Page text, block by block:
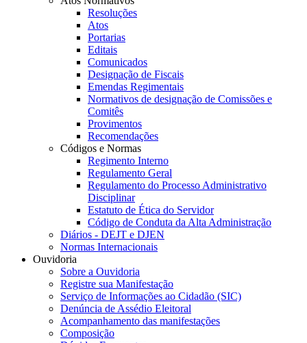
Resoluções
Atos
Portarias
Editais
Comunicados
Designação de Fiscais
Emendas Regimentais
Normativos de designação de Comissões e
Comitês
Provimentos
Recomendações
Códigos e Normas
Regimento Interno
Regulamento Geral
Regulamento do Processo Administrativo
Disciplinar
Estatuto de Ética do Servidor
Código de Conduta da Alta Administração
Diários - DEJT e DJEN
Normas Internacionais
Ouvidoria
Sobre a Ouvidoria
Registre sua Manifestação
Serviço de Informações ao Cidadão (SIC)
Denúncia de Assédio Eleitoral
Acompanhamento das manifestações
Composição